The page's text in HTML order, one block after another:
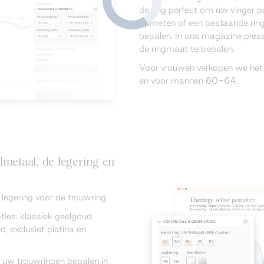
de ring perfect om uw vinger
opmeten of een bestaande
bepalen. In ons magazine
de ringmaat te bepalen.
Voor vrouwen verkopen we
en voor mannen 60-64.
de legering en
voor de trouwring.
klassiek geelgoud,
exclusief platina en
trouwringen bepalen in